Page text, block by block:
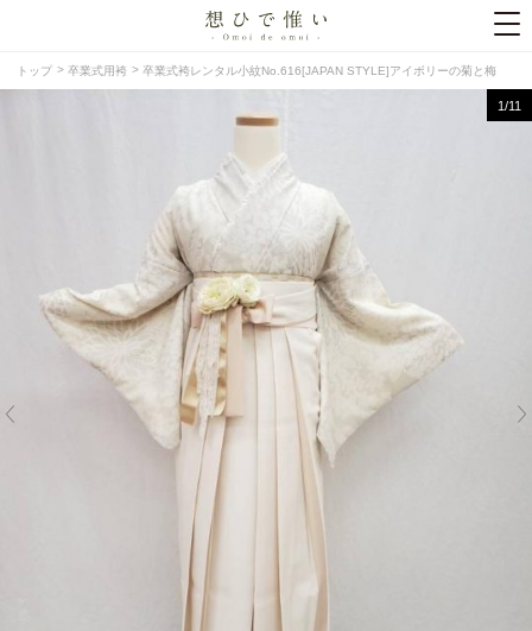
トップ 卒業式用袴 卒業式袴レンタル小紋No.616[JAPAN STYLE]アイボリーの菊と梅
1/11